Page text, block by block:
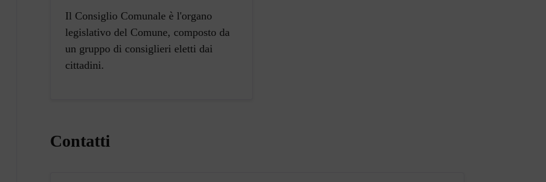
Il Consiglio Comunale è l'organo
legislativo del Comune, composto da
un gruppo di consiglieri eletti dai
cittadini.
Contatti